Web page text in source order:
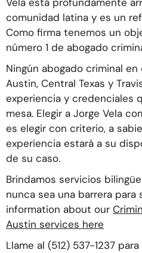
comunidad latina y es un
Como firma tenemos un
número 1 de abogado
Ningún abogado criminal
Austin, Central Texas y
experiencia y credenciales
mesa. Elegir a Jorge Vela
es elegir con criterio, a
experiencia estará a su
de su caso.
Brindamos servicios
nunca sea una barrera para
information about our
Austin services here
Llame al (512) 537-1237